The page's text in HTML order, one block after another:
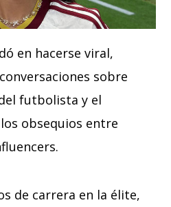
en hacerse viral,
sobre
futbolista y el
obsequios entre
de carrera en la élite,